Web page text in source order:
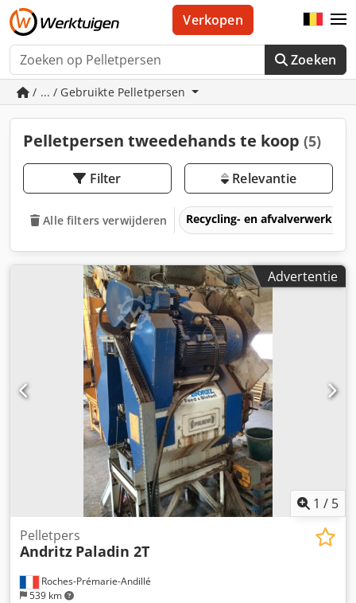
Zoeken
Verkopen
/ ... / Gebruikte Pelletpersen
Pelletpersen tweedehands te koop (5)
Filter Relevantie
Alle filters verwijderen Recycling- en
Advertentie
1 / 5
Roches-Prémarie-Andillé
539 km
Pelletpers
Andritz Paladin 2T